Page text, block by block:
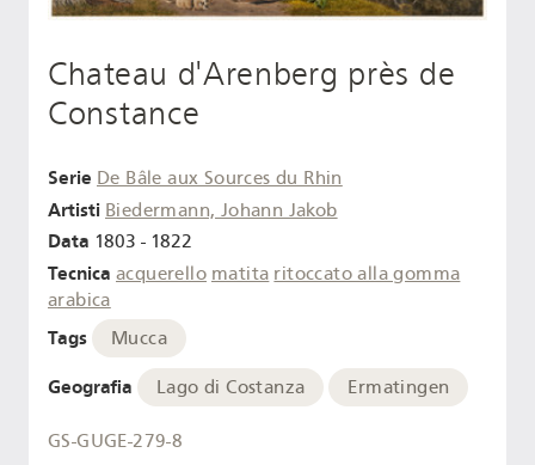
Chateau d'Arenberg près de
Constance
Serie De Bâle aux Sources du Rhin
Artisti Biedermann, Johann Jakob
Data 1803 - 1822
Tecnica acquerello matita ritoccato alla gomma
arabica
Tags Mucca
Geografia Lago di Costanza Ermatingen
GS-GUGE-279-8